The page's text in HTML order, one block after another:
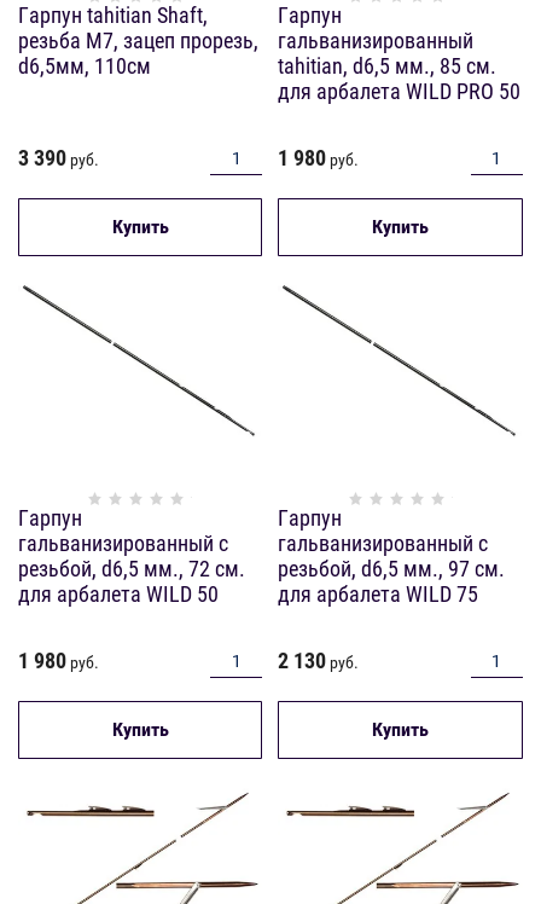
Гарпун tahitian Shaft,
резьба М7, зацеп прорезь,
d6,5мм, 110см
3 390 руб.
Купить
Гарпун
гальванизированный
tahitian, d6,5 мм., 85 см.
для арбалета WILD PRO 50
1 980 руб.
Купить
Гарпун
гальванизированный с
резьбой, d6,5 мм., 72 см.
для арбалета WILD 50
1 980 руб.
Купить
Гарпун
гальванизированный с
резьбой, d6,5 мм., 97 см.
для арбалета WILD 75
2 130 руб.
Купить